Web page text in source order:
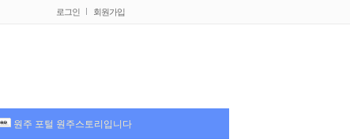
로그인 회원가입
원주 포털 원주스토리입니다